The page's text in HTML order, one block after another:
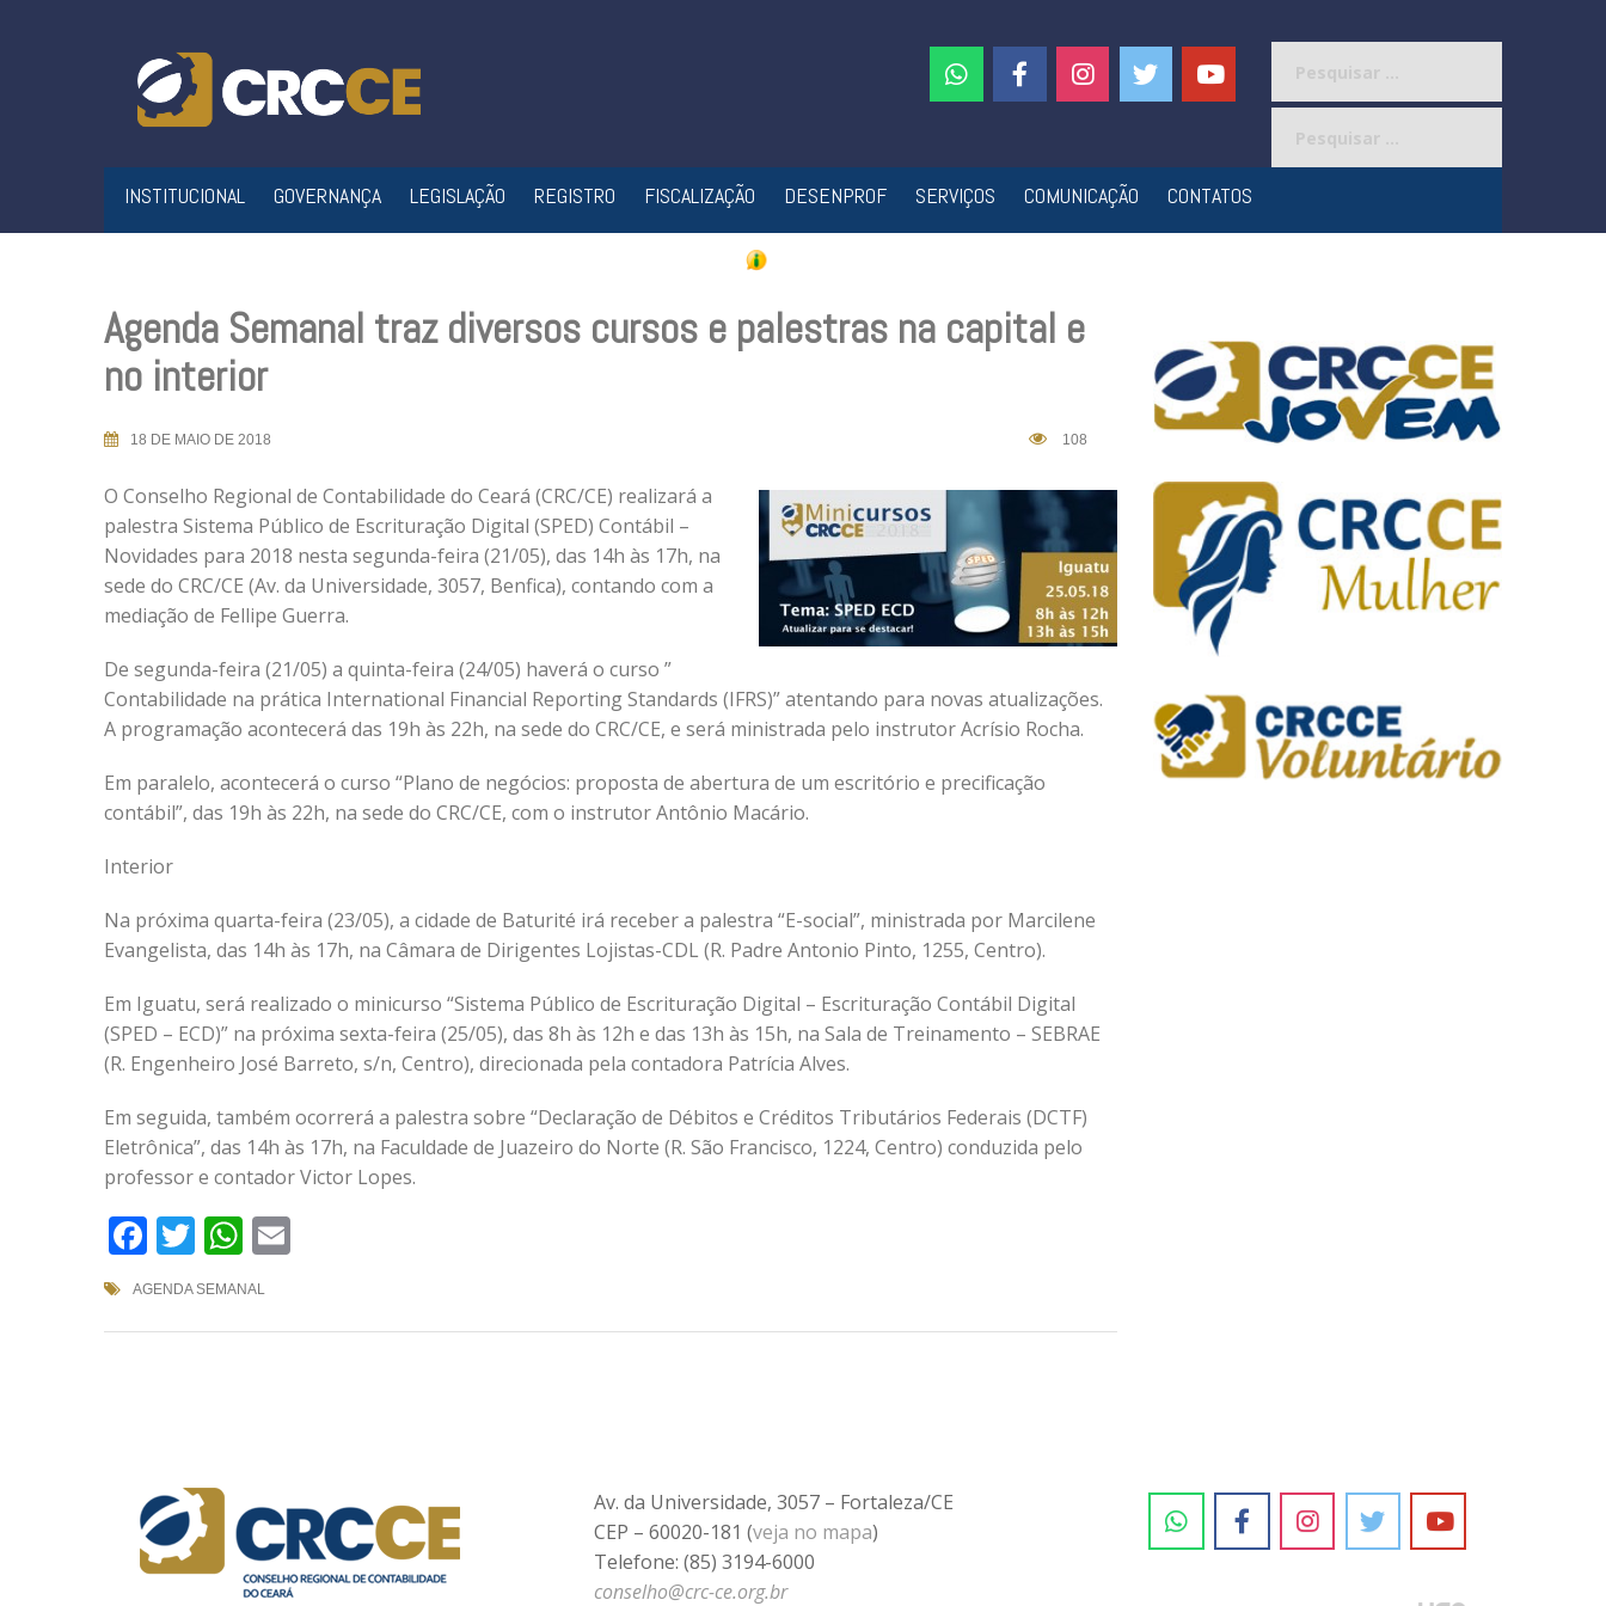
INSTITUCIONAL GOVERNANÇA LEGISLAÇÃO REGISTRO FISCALIZAÇÃO DESENPROF SERVIÇOS COMUNICAÇÃO CONTATOS
Agenda Semanal traz diversos cursos e palestras na capital e
no interior
18 DE MAIO DE 2018 108
O Conselho Regional de Contabilidade do Ceará (CRC/CE) realizará a
palestra Sistema Público de Escrituração Digital (SPED) Contábil –
Novidades para 2018 nesta segunda-feira (21/05), das 14h às 17h, na
sede do CRC/CE (Av. da Universidade, 3057, Benfica), contando com a
mediação de Fellipe Guerra.
De segunda-feira (21/05) a quinta-feira (24/05) haverá o curso ”
Contabilidade na prática International Financial Reporting Standards (IFRS)” atentando para novas atualizações.
A programação acontecerá das 19h às 22h, na sede do CRC/CE, e será ministrada pelo instrutor Acrísio Rocha.
Em paralelo, acontecerá o curso “Plano de negócios: proposta de abertura de um escritório e precificação
contábil”, das 19h às 22h, na sede do CRC/CE, com o instrutor Antônio Macário.
Interior
Na próxima quarta-feira (23/05), a cidade de Baturité irá receber a palestra “E-social”, ministrada por Marcilene
Evangelista, das 14h às 17h, na Câmara de Dirigentes Lojistas-CDL (R. Padre Antonio Pinto, 1255, Centro).
Em Iguatu, será realizado o minicurso “Sistema Público de Escrituração Digital – Escrituração Contábil Digital
(SPED – ECD)” na próxima sexta-feira (25/05), das 8h às 12h e das 13h às 15h, na Sala de Treinamento – SEBRAE
(R. Engenheiro José Barreto, s/n, Centro), direcionada pela contadora Patrícia Alves.
Em seguida, também ocorrerá a palestra sobre “Declaração de Débitos e Créditos Tributários Federais (DCTF)
Eletrônica”, das 14h às 17h, na Faculdade de Juazeiro do Norte (R. São Francisco, 1224, Centro) conduzida pelo
professor e contador Victor Lopes.
Facebook
TwitterWhatsApp
AGENDA SEMANAL
Av. da Universidade, 3057 – Fortaleza/CE
CEP – 60020-181 (veja no mapa)
Telefone: (85) 3194-6000
conselho@crc-ce.org.br